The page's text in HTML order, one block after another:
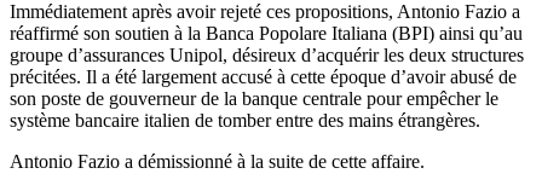
Immédiatement après avoir rejeté ces propositions, Antonio Fazio a
réaffirmé son soutien à la Banca Popolare Italiana (BPI) ainsi qu’au
groupe d’assurances Unipol, désireux d’acquérir les deux structures
précitées. Il a été largement accusé à cette époque d’avoir abusé de
son poste de gouverneur de la banque centrale pour empêcher le
système bancaire italien de tomber entre des mains étrangères.
Antonio Fazio a démissionné à la suite de cette affaire.